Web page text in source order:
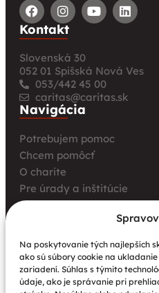
Na poskytovanie tých najlepších
ako sú súbory cookie na
zariadení. Súhlas s týmito
údaje, ako je správanie pri
Kontakt
Slovenská 30
052 01 Spišská Nová Ves
053/442 45 00
caritas@caritas.sk
Navigácia
Potrebujem pomoc
Chcem pomôcť
O charite
Pre úrady a inštitúcie
Farské charity
Aktuality
Charita bez hraníc:
charity a Krakowskej